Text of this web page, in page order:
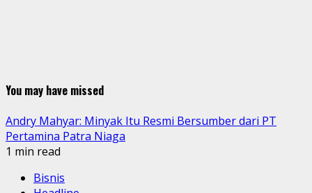
You may have missed
Andry Mahyar: Minyak Itu Resmi Bersumber dari PT
Pertamina Patra Niaga
1 min read
Bisnis